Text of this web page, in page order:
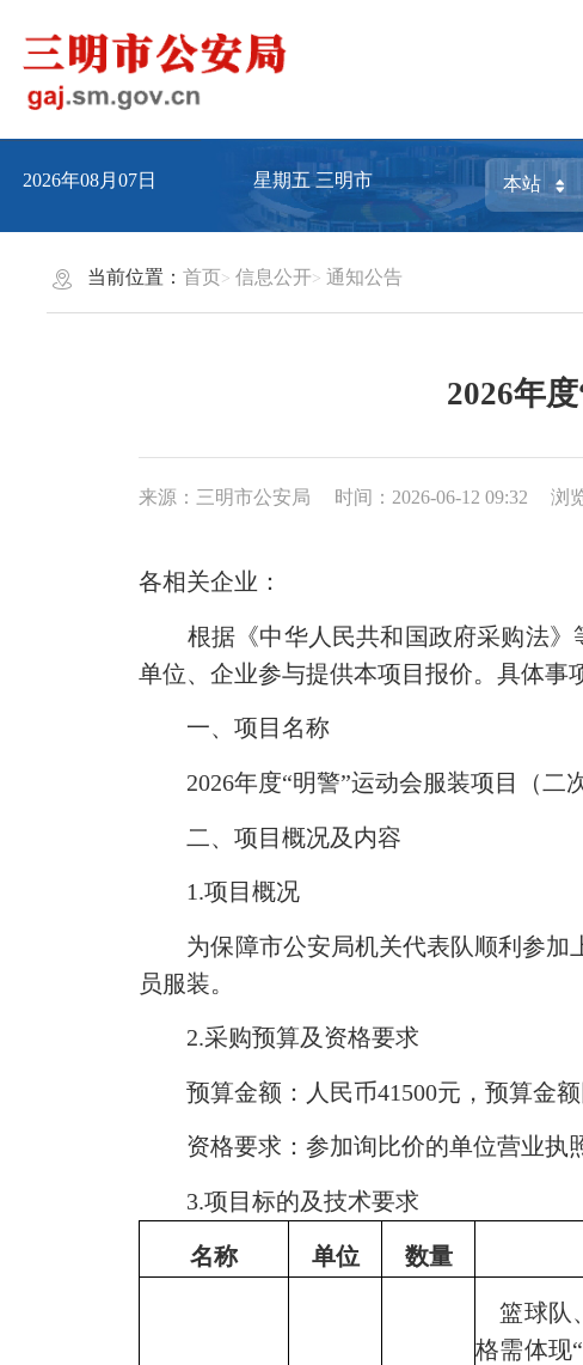
2026年08月07日 星期五三明市
当前位置：首页 信息公开 通知公告
2026年
来源：三明市公安局 时间：2026-06-12 09:32 浏
各相关企业：
根据《中华人民共和国政府采购法》
单位、企业参与提供本项目报价。具体事
一、项目名称
2026年度“明警”运动会服装项目（二
二、项目概况及内容
1.项目概况
为保障市公安局机关代表队顺利参加
员服装。
2.采购预算及资格要求
预算金额：人民币41500元，预算金
资格要求：参加询比价的单位营业执
3.项目标的及技术要求
名称 单位 数量
篮球队
格需体现